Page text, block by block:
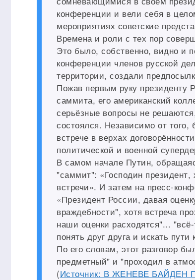
конференции и вели себя в
мероприятиях советские
Времена и роли с тех пор
Это было, собственно, видно и
конференции членов русской
территории, создали
Пожав первым руку президенту
саммита, его американский
серьёзные вопросы не
состоялся. Независимо от того,
встрече в верхах
политической и военной
В самом начале Путин,
"саммит": «Господин
встречи». И затем на пресс-
«Президент России, давая
враждебности", хотя встреча
наши оценки расходятся"...
понять друг друга и искать
По его словам, этот разговор
предметный" и "проходил в
(Источник: В ЖЕНЕВЕ